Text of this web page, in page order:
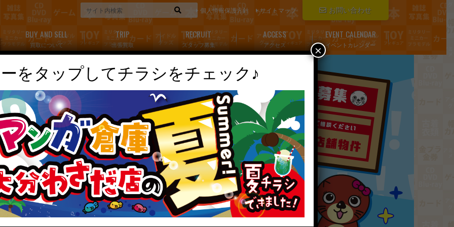
お問い合わせ
個人情報保護方針 サイトマップ
買取について
BUY AND SELL
出張買取
TRIP
スタッフ募集
RECRUIT
アクセス
ACCESS
イベントカレンダー
EVENT CALENDAR
をタップしてチラシをチェック♪
×